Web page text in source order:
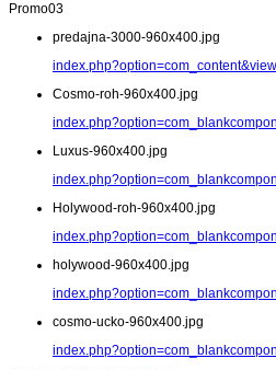
Promo03
predajna-3000-960x400.jpg
Cosmo-roh-960x400.jpg
Luxus-960x400.jpg
Holywood-roh-960x400.jpg
holywood-960x400.jpg
cosmo-ucko-960x400.jpg